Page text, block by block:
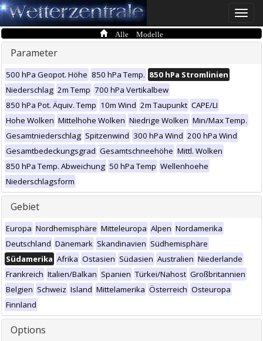
Toggle
Alle Modelle
Parameter
500 hPa Geopot. Höhe 850 hPa Temp. 850 hPa Stromlinien
Niederschlag 2m Temp 700 hPa Vertikalbew
850 hPa Pot. Äquiv. Temp 10m Wind 2m Taupunkt CAPE/LI
Hohe Wolken Mittelhohe Wolken Niedrige Wolken Min/Max Temp.
Gesamtniederschlag Spitzenwind 300 hPa Wind 200 hPa Wind
Gesamtbedeckungsgrad Gesamtschneehöhe Mittl. Wolken
850 hPa Temp. Abweichung 50 hPa Temp Wellenhoehe
Niederschlagsform
Gebiet
Europa Nordhemisphäre Mitteleuropa Alpen Nordamerika
Deutschland Dänemark Skandinavien Südhemisphäre
Südamerika Afrika Ostasien Südasien Australien Niederlande
Frankreich Italien/Balkan Spanien Türkei/Nahost Großbritannien
Belgien Schweiz Island Mittelamerika Österreich Osteuropa
Finnland
Options